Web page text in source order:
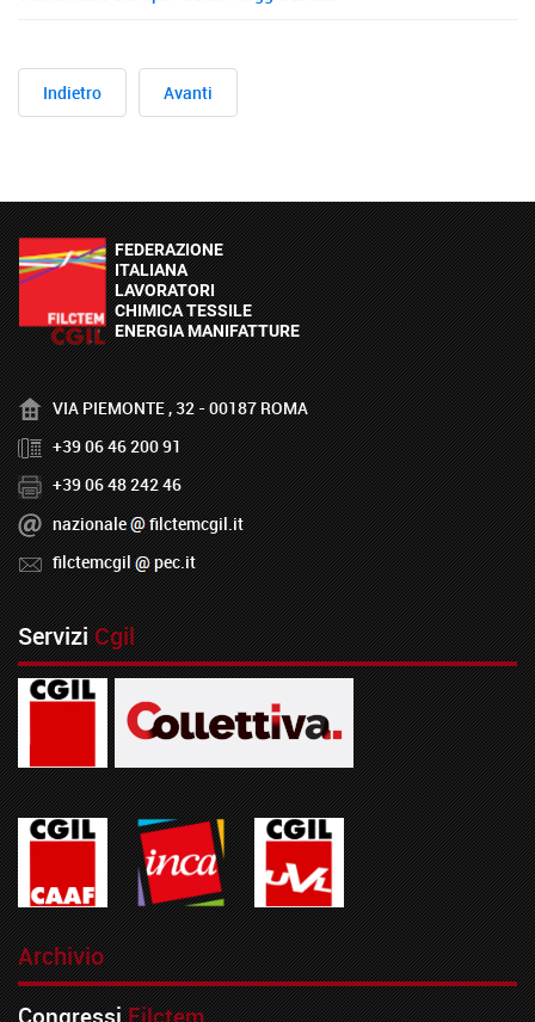
Indietro Avanti
VIA PIEMONTE , 32 - 00187 ROMA
+39 06 46 200 91
+39 06 48 242 46
nazionale
filctemcgil.it
filctemcgil
pec.it
ServiziCgil
Archivio
Congressi Filctem